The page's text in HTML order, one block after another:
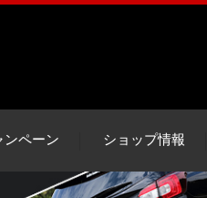
ンペーン ショップ情報